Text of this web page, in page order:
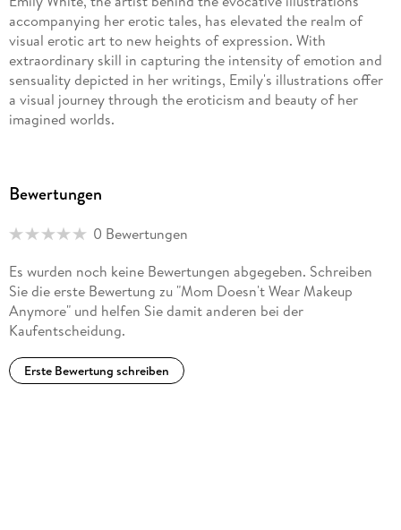
accompanying her erotic tales, has elevated the realm of
visual erotic art to new heights of expression. With
extraordinary skill in capturing the intensity of emotion and
sensuality depicted in her writings, Emily's illustrations offer
a visual journey through the eroticism and beauty of her
imagined worlds.
precision. Emily's hentai illustrations are not mere visual
understanding of the intricately woven stories within the
Boasting a distinctive artistic style that merges the tradition
of Japanese hentai with a uniquely personal touch, Emily
transforms the human form into a sensual work of art. Her
provocative images are carefully crafted, breathing life into a
realm of fantasies and desires through sensual details and a
Bewertungen
0 Bewertungen
Es wurden noch keine Bewertungen abgegeben. Schreiben
Sie die erste Bewertung zu "Mom Doesn't Wear Makeup
Anymore" und helfen Sie damit anderen bei der
Kaufentscheidung.
Erste Bewertung schreiben